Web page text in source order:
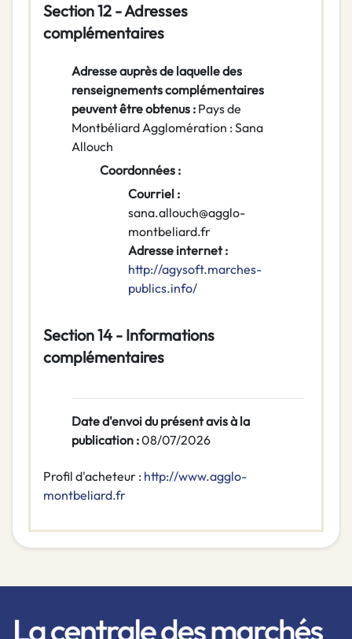
Section 12 - Adresses
complémentaires
Adresse auprès de laquelle des
renseignements complémentaires
peuvent être obtenus : Pays de
Montbéliard Agglomération : Sana
Allouch
Coordonnées :
Courriel :
sana.allouch@agglo-
montbeliard.fr
Adresse internet :
http://agysoft.marches-
publics.info/
Section 14 - Informations
complémentaires
Date d'envoi du présent avis à la
publication :08/07/2026
Profil d'acheteur : http://www.agglo-
montbeliard.fr